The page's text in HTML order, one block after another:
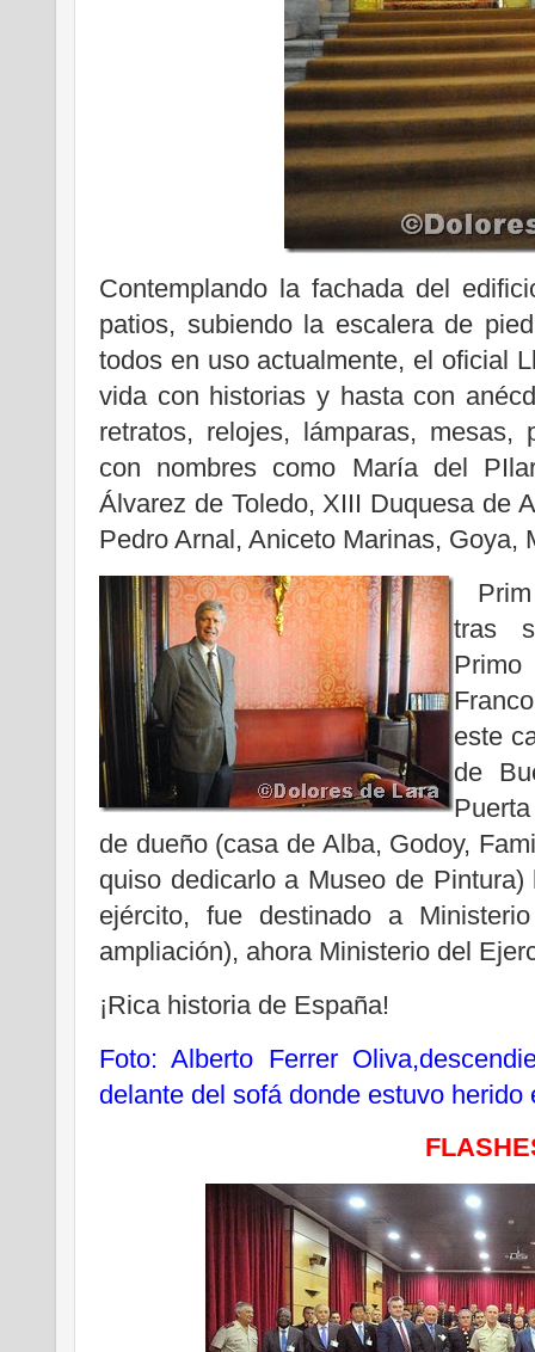
Contemplando la fachada del
patios, subiendo la escalera de
todos en uso actualmente, el oficial
vida con historias y hasta con
retratos, relojes, lámparas,
con nombres como María del
Álvarez de Toledo, XIII Duquesa de
Pedro Arnal, Aniceto Marinas, Goya,
Prim
tras
este
de
de dueño (casa de Alba, Godoy,
quiso dedicarlo a Museo de
ejército, fue destinado a
ampliación), ahora Ministerio del
¡Rica historia de España!
Foto: Alberto Ferrer
delante del sofá donde estuvo herido